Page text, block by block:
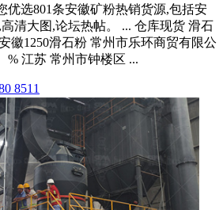
优选801条安徽矿粉热销货源,包括安
清大图,论坛热帖。 ... 仓库现货 滑石
徽1250滑石粉 常州市乐环商贸有限公
% 江苏 常州市钟楼区 ...
8511